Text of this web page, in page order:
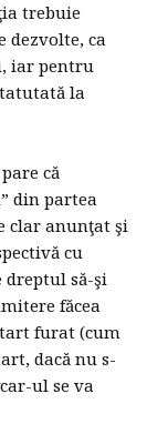
trebuie
dezvolte, ca
iar pentru
la
că
din partea
clar anunţat şi
cu
dreptul să-şi
făcea
furat (cum
dacă nu s-
ul se va